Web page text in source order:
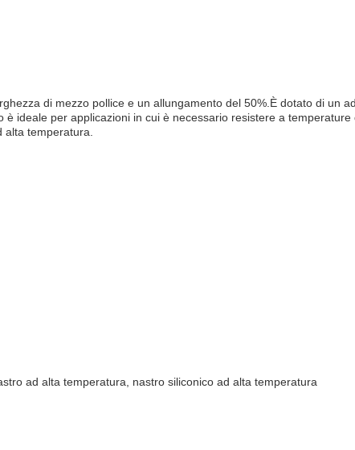
di mezzo pollice e un allungamento del 50%.È dotato di un
ideale per applicazioni in cui è necessario resistere a
temperatura.
ad alta temperatura, nastro siliconico ad alta temperatura